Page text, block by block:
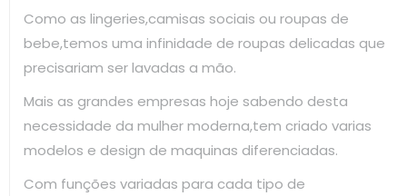
Como as lingeries,camisas sociais ou roupas de
bebe,temos uma infinidade de roupas delicadas que
precisariam ser lavadas a mão.
Mais as grandes empresas hoje sabendo desta
necessidade da mulher moderna,tem criado varias
modelos e design de maquinas diferenciadas.
Com funções variadas para cada tipo de